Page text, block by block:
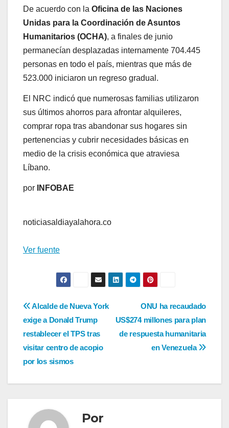
De acuerdo con la Oficina de las Naciones
Unidas para la Coordinación de Asuntos
Humanitarios (OCHA), a finales de junio
permanecían desplazadas internamente 704.445
personas en todo el país, mientras que más de
523.000 iniciaron un regreso gradual.
El NRC indicó que numerosas familias utilizaron
sus últimos ahorros para afrontar alquileres,
comprar ropa tras abandonar sus hogares sin
pertenencias y cubrir necesidades básicas en
medio de la crisis económica que atraviesa
Líbano.
por INFOBAE
noticiasaldiayalahora.co
Ver fuente
Navegación
de
entradas
ONU ha recaudado
US$274 millones para plan
de respuesta humanitaria
en Venezuela
Alcalde de Nueva York
exige a Donald Trump
restablecer el TPS tras
visitar centro de acopio
por los sismos
Por